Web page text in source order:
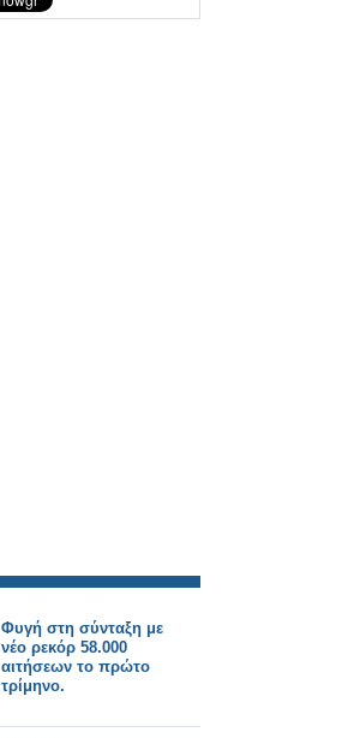
Φυγή στη σύνταξη με
νέο ρεκόρ 58.000
αιτήσεων το πρώτο
τρίμηνο.